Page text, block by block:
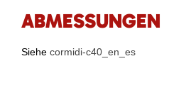
ABMESSUNGEN
Siehe cormidi-c40_en_es